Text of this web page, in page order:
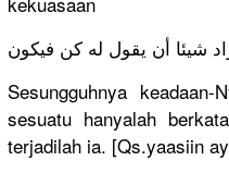
شيئا أن يقول له كن فيكون
Sesungguhnya keadaan-
sesuatu hanyalah
terjadilah ia. [Qs.yaasiin